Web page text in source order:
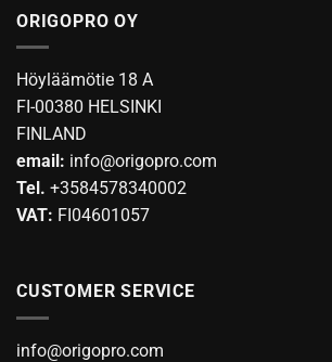
variants.
The
may
be
the
product
page
ORIGOPRO OY
Höyläämötie 18 A
FI-00380 HELSINKI
FINLAND
email: info@origopro.com
Tel. +3584578340002
VAT: FI04601057
CUSTOMER SERVICE
info@origopro.com